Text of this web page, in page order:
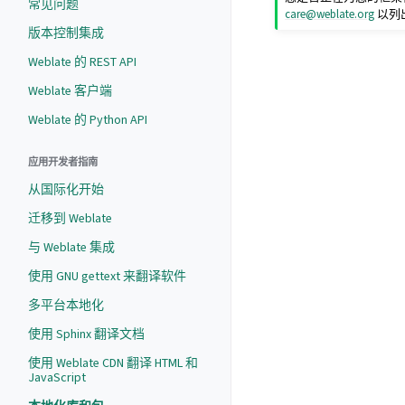
常见问题
版本控制集成
Weblate 的 REST API
Weblate 客户端
Weblate 的 Python API
应用开发者指南
从国际化开始
迁移到 Weblate
与 Weblate 集成
使用 GNU gettext 来翻译软件
多平台本地化
使用 Sphinx 翻译文档
使用 Weblate CDN 翻译 HTML 和
JavaScript
care@weblate.org 以列